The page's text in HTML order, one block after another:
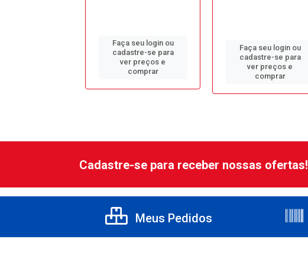
Faça seu login ou
cadastre-se para
ver preços e
comprar
Faça seu login ou
cadastre-se para
ver preços e
comprar
Cadastre-se para receber nossas ofertas!
Meus Pedidos